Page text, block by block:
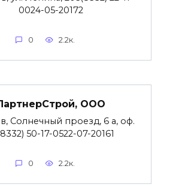
0024-05-20172
0 2.2к.
ООО
Солнечный проезд, 6 а, оф.
50-17-0522-07-20161
0 2.2к.